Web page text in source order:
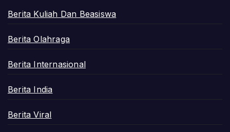
Berita Kuliah Dan Beasiswa
Berita Olahraga
Berita Internasional
Berita India
Berita Viral